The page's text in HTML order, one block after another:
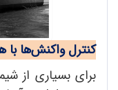
کنترل واکنش‌ها
برای بسیاری از